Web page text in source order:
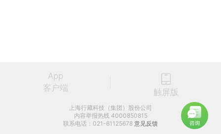
App
客户端
触屏版
上海行藏科技（集团）股份公司
内容举报热线 4000850815
联系电话：021-61125678 意见反馈